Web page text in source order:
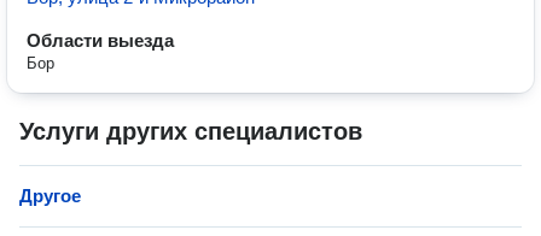
Области выезда
Бор
Услуги других специалистов
Другое